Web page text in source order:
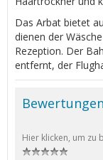
Das Arbat bietet
dienen der
Rezeption. Der
entfernt, der
Bewertungen
Hier klicken, um zu